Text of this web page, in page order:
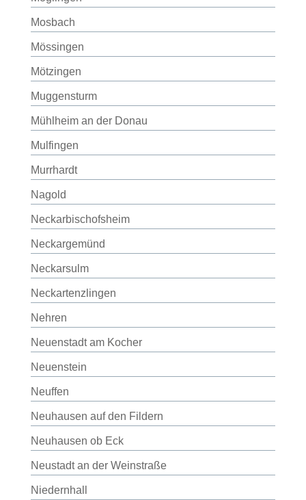
Mosbach
Mössingen
Mötzingen
Muggensturm
Mühlheim an der Donau
Mulfingen
Murrhardt
Nagold
Neckarbischofsheim
Neckargemünd
Neckarsulm
Neckartenzlingen
Nehren
Neuenstadt am Kocher
Neuenstein
Neuffen
Neuhausen auf den Fildern
Neuhausen ob Eck
Neustadt an der Weinstraße
Niedernhall